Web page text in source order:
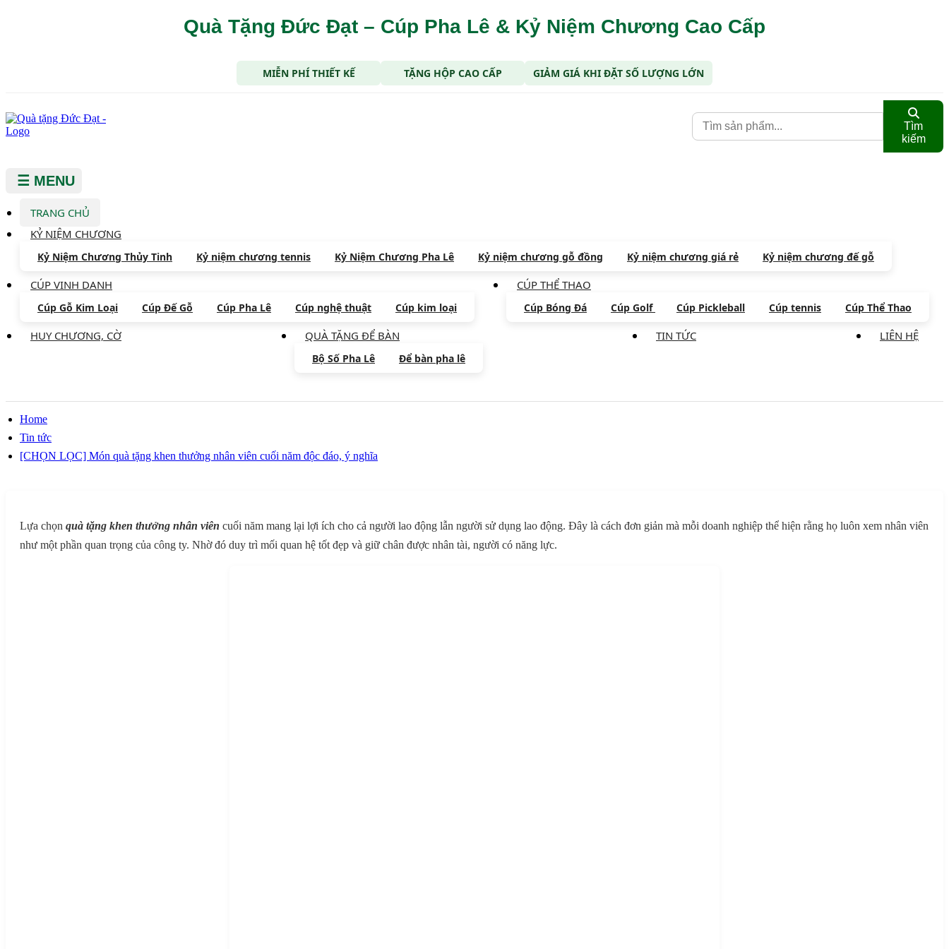
Quà Tặng Đức Đạt – Cúp Pha Lê & Kỷ Niệm Chương Cao Cấp
MIỄN PHÍ THIẾT KẾ TẶNG HỘP CAO CẤP GIẢM GIÁ KHI ĐẶT SỐ LƯỢNG LỚN
Tìm
kiếm
☰ MENU
TRANG CHỦ
KỶ NIỆM CHƯƠNG
Kỷ Niệm Chương Thủy Tinh Kỷ niệm chương tennis Kỷ Niệm Chương Pha Lê Kỷ niệm chương gỗ đồng Kỷ niệm chương giá rẻ Kỷ niệm chương đế gỗ
CÚP VINH DANH
Cúp Gỗ Kim Loại Cúp Đế Gỗ Cúp Pha Lê Cúp nghệ thuật Cúp kim loại
CÚP THỂ THAO
Cúp Bóng Đá Cúp Golf Cúp Pickleball Cúp tennis Cúp Thể Thao
HUY CHƯƠNG, CỜ QUÀ TẶNG ĐỂ BÀN
Bộ Số Pha Lê Để bàn pha lê
TIN TỨC LIÊN HỆ
Home
Tin tức
[CHỌN LỌC] Món quà tặng khen thưởng nhân viên cuối năm độc đáo, ý nghĩa
Lựa chọn quà tặng khen thưởng nhân viên cuối năm mang lại lợi ích cho cả người lao động lẫn người sử dụng lao động. Đây là cách đơn giản mà mỗi doanh nghiệp thể hiện rằng họ luôn xem nhân viên
như một phần quan trọng của công ty. Nhờ đó duy trì mối quan hệ tốt đẹp và giữ chân được nhân tài, người có năng lực.